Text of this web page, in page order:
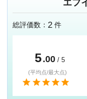
エフ
総評価数： 2 件
5.00/ 5
(平均点/最大点)